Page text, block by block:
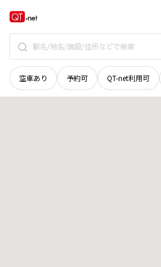
空車あり 予約可 QT-net利用可
栃木県